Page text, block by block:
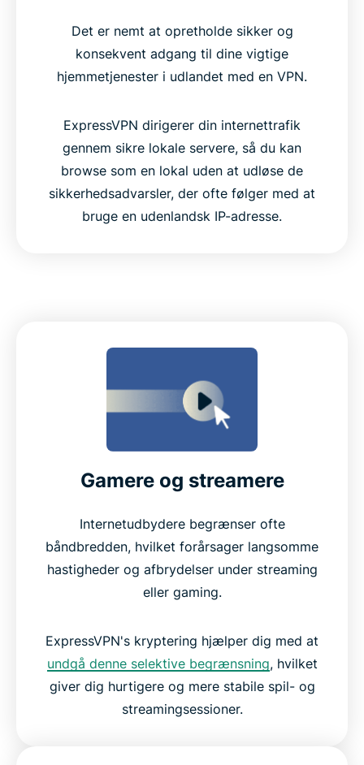
Det er nemt at opretholde sikker og
konsekvent adgang til dine vigtige
hjemmetjenester i udlandet med en VPN.
ExpressVPN dirigerer din internettrafik
gennem sikre lokale servere, så du kan
browse som en lokal uden at udløse de
sikkerhedsadvarsler, der ofte følger med at
bruge en udenlandsk IP-adresse.
Gamere og streamere
Internetudbydere begrænser ofte
båndbredden, hvilket forårsager langsomme
hastigheder og afbrydelser under streaming
eller gaming.
ExpressVPN's kryptering hjælper dig med at
undgå denne selektive begrænsning, hvilket
giver dig hurtigere og mere stabile spil- og
streamingsessioner.